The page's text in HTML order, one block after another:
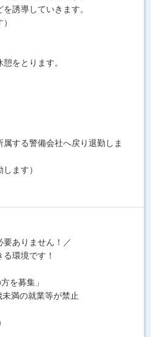
誘導していきます。
をとります。
する警備会社へ戻り退勤しま
ます）
要ありません！／
環境です！
を募集」
満の就業等が禁止